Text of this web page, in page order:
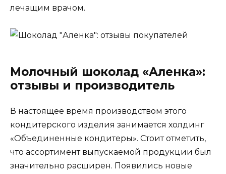
лечащим врачом.
Молочный шоколад «Аленка»:
отзывы и производитель
В настоящее время производством этого
кондитерского изделия занимается холдинг
«Объединенные кондитеры». Стоит отметить,
что ассортимент выпускаемой продукции был
значительно расширен. Появились новые